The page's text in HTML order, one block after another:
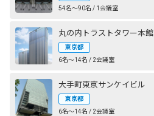
54名〜90名 / 1会議室
丸の内トラストタワー本館
東京都
6名〜14名 / 2会議室
大手町東京サンケイビル
東京都
6名〜14名 / 2会議室